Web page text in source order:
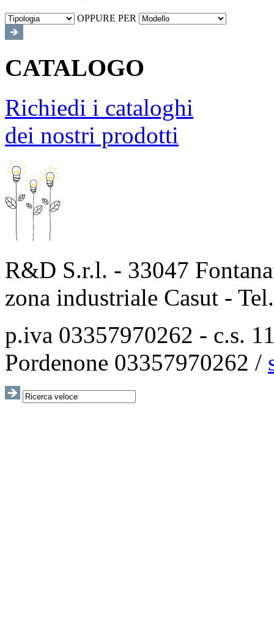
OPPURE PER
CATALOGO
Richiedi i cataloghi
dei nostri prodotti
R&D S.r.l. - 33047
zona industriale Casut -
p.iva 03357970262 - c.s.
Pordenone 03357970262 /